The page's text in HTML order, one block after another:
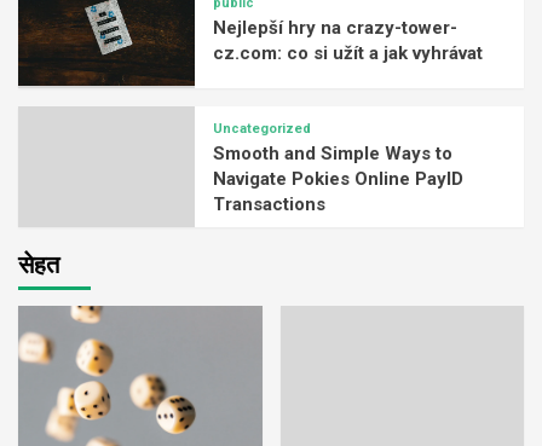
Nejlepší hry na crazy-tower-
cz.com: co si užít a jak vyhrávat
Uncategorized
Smooth and Simple Ways to
Navigate Pokies Online PayID
Transactions
सेहत